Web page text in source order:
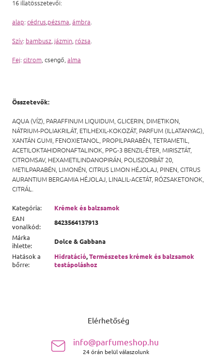
16 illatösszetevői:
alap:cédrus pézsma ámbra
Szív: bambusz jázmin rózsa
Fej:citrom , csengő, alma
Összetevők:
AQUA (VÍZ), PARAFFINUM LIQUIDUM, GLICERIN, DIMETIKON,
NÁTRIUM-POLIAKRILÁT, ETILHEXIL-KOKOZÁT, PARFUM (ILLATANYAG),
XANTÁN GUMI, FENOXIETANOL, PROPILPARABÉN, TETRAMETIL,
ACETILOKTAHIDRONAFTALINOK, PPG-3 BENZIL-ÉTER, MIRISZTÁT,
CITROMSAV, HEXAMETILINDANOPIRÁN, POLISZORBÁT 20,
METILPARABÉN, LIMONÉN, CITRUS LIMON HÉJOLAJ, PINEN, CITRUS
AURANTIUM BERGAMIA HÉJOLAJ, LINALIL-ACETÁT, RÓZSAKETONOK,
CITRÁL.
Kategória:
Krémek és balzsamok
EAN
vonalkód:
8423564137913
Márka
ihlette:
Dolce & Gabbana
Hatások a
bőrre:
Hidratáció,Természetes krémek és balzsamok
testápoláshoz
Elérhetőség
info@parfumeshop.hu
24 órán belül válaszolunk